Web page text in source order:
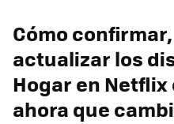
Cómo
actualizar los
Hogar en Netflix
ahora que